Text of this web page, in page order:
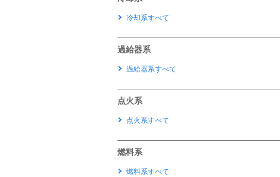
冷却系すべて
過給器系
過給器系すべて
点火系
点火系すべて
燃料系
燃料系すべて